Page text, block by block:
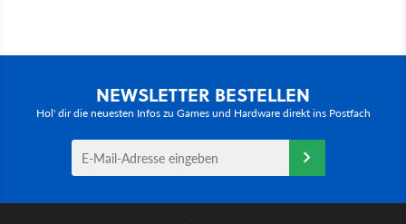
NEWSLETTER BESTELLEN
Hol' dir die neuesten Infos zu Games und Hardware direkt ins Postfach